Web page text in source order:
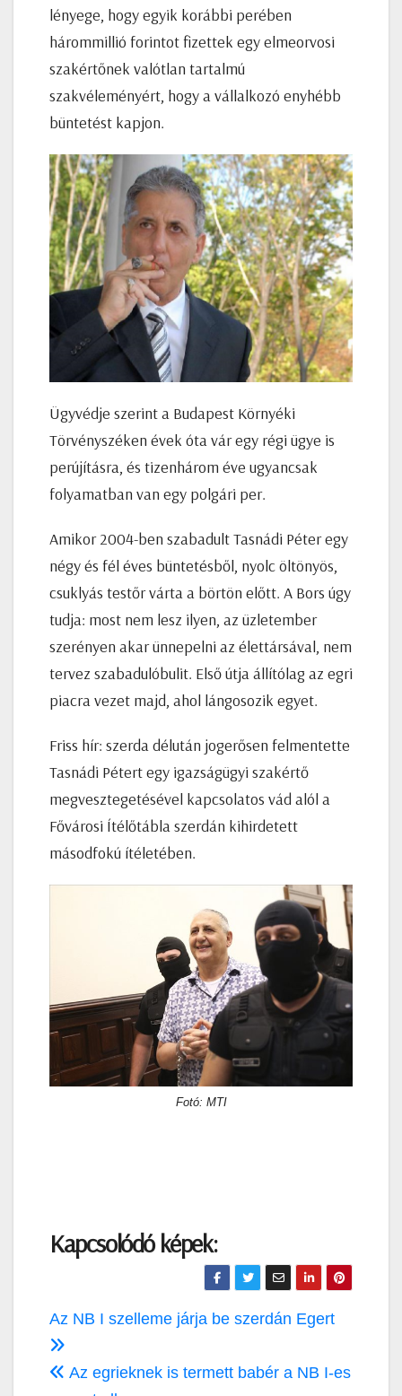
lényege, hogy egyik korábbi perében
hárommillió forintot fizettek egy elmeorvosi
szakértőnek valótlan tartalmú
szakvéleményért, hogy a vállalkozó enyhébb
büntetést kapjon.
Ügyvédje szerint a Budapest Környéki
Törvényszéken évek óta vár egy régi ügye is
perújításra, és tizenhárom éve ugyancsak
folyamatban van egy polgári per.
Amikor 2004-ben szabadult Tasnádi Péter egy
négy és fél éves büntetésből, nyolc öltönyös,
csuklyás testőr várta a börtön előtt. A Bors úgy
tudja: most nem lesz ilyen, az üzletember
szerényen akar ünnepelni az élettársával, nem
tervez szabadulóbulit. Első útja állítólag az egri
piacra vezet majd, ahol lángosozik egyet.
Friss hír: szerda délután jogerősen felmentette
Tasnádi Pétert egy igazságügyi szakértő
megvesztegetésével kapcsolatos vád alól a
Fővárosi Ítélőtábla szerdán kihirdetett
másodfokú ítéletében.
Fotó: MTI
Kapcsolódó képek:
Bejegyzés
navigáció
Az NB I szelleme járja be szerdán Egert
Az egrieknek is termett babér a NB I-es